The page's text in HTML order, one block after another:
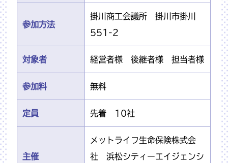
参加方法
掛川商工会議所 掛川市掛川
551-2
対象者 経営者様 後継者様 担当者様
参加料 無料
定員 先着 10社
主催
メットライフ生命保険株式会
社 浜松シティーエイジェンシ